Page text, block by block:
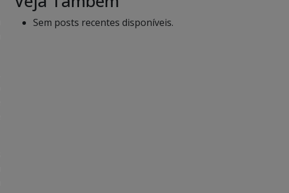
Sem posts recentes disponíveis.